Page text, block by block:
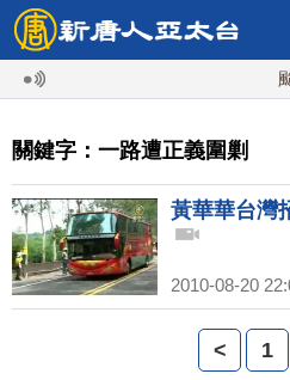
關鍵字：一路遭正義圍剿
黃華華台灣
2010-08-20
< 1